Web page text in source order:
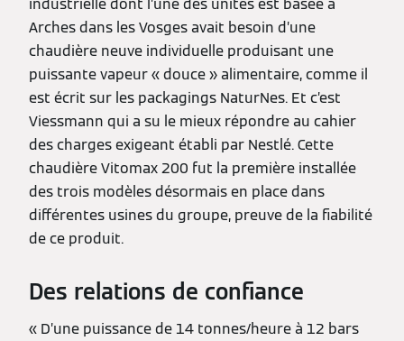
industrielle dont l’une des unités est basée à
Arches dans les Vosges avait besoin d’une
chaudière neuve individuelle produisant une
puissante vapeur « douce » alimentaire, comme il
est écrit sur les packagings NaturNes. Et c’est
Viessmann qui a su le mieux répondre au cahier
des charges exigeant établi par Nestlé. Cette
chaudière Vitomax 200 fut la première installée
des trois modèles désormais en place dans
différentes usines du groupe, preuve de la fiabilité
de ce produit.
Des relations de confiance
« D’une puissance de 14 tonnes/heure à 12 bars